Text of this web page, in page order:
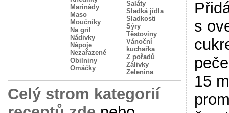
Marinády
Maso
Moučníky
Na gril
Nádivky
Nápoje
Nezařazené
Obilniny
Omáčky
Saláty
Sladká jídla
Sladkosti
Sýry
Těstoviny
Vánoční
kuchařka
Z pořadů
Zálivky
Zelenina
Celý strom kategorií
s
15